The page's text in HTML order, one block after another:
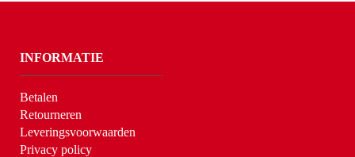
INFORMATIE
Betalen
Retourneren
Leveringsvoorwaarden
Privacy policy